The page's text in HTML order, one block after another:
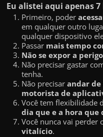
Eu alistei aqui apenas
Primeiro, poder
em qualquer outro
qualquer dispositivo
Passar mais tempo
Não se expor a
Não precisar gastar
tenha.
Não precisarandar
motorista de
Você tem flexibilidade
dia que e a hora que
Você nunca vai
vitalício.